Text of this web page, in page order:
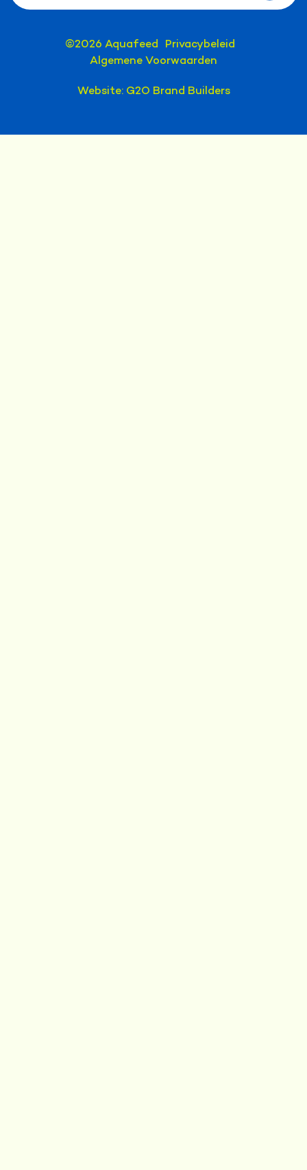
©2026 Aquafeed
Privacybeleid
Algemene Voorwaarden
Website: G2O Brand Builders